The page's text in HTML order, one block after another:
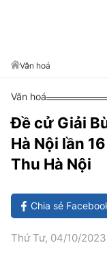
GIẢI TRÍ
CÔNG NGHIỆP VĂN
X-QUANG TIN ĐỒN
VIẾT LẠI ƯỚC MƠ
PHIM
ÂM NHẠC
KBIZ
DU LỊCH
TIN TỨC
ĐIỂM ĐẾN
ẢNH
ẨM THỰC
THẾ GIỚI SAO
HIGHTECH
TIÊU ĐIỂM -
INFOGRAPHIC
E-MAGAZINE
Văn hoá
Văn hoá
Đề cử Giải
Hà Nội lần
Thu Hà Nội
Chia sẻ
Thứ Tư, 04/10/